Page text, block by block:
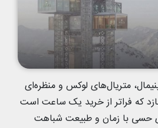
متریال‌های لوکس و منظره‌ای
که فراتر از خرید یک ساعت است
حسی با زمان و طبیعت شباهت